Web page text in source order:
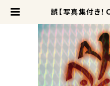
誤【写真集付き！
封 |